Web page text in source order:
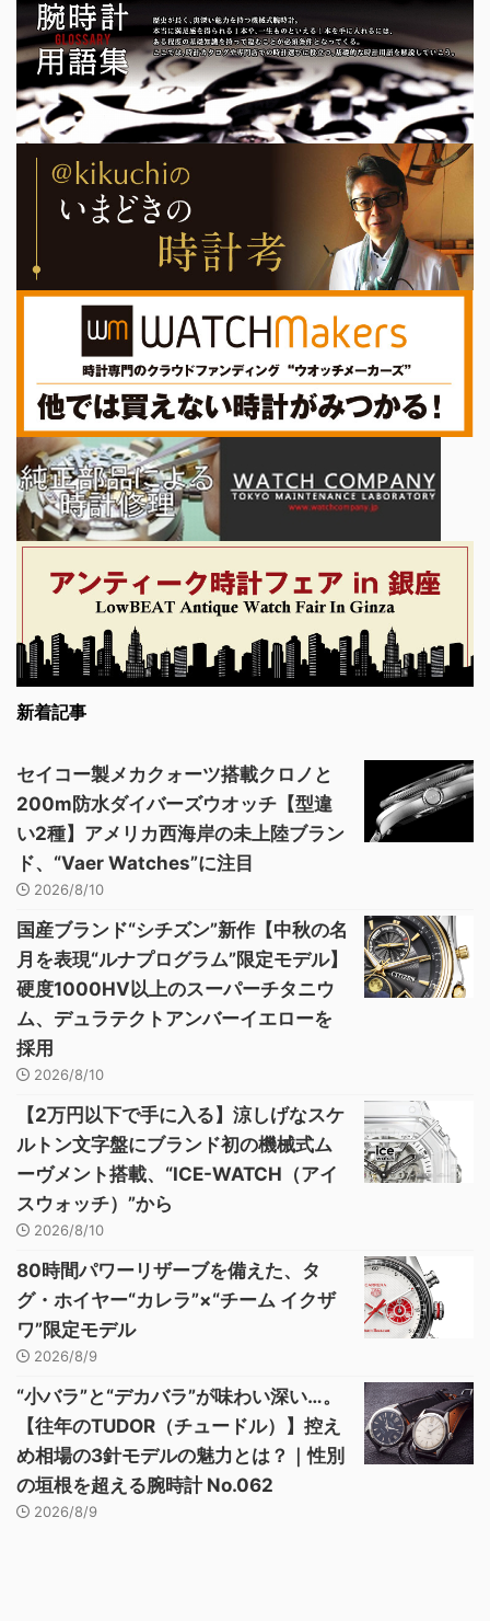
新着記事
セイコー製メカクォーツ搭載クロノと
200m防水ダイバーズウオッチ【型違
い2種】アメリカ西海岸の未上陸ブラン
ド、“Vaer Watches”に注目
2026/8/10
国産ブランド“シチズン”新作【中秋の名
月を表現“ルナプログラム”限定モデル】
硬度1000HV以上のスーパーチタニウ
ム、デュラテクトアンバーイエローを
採用
2026/8/10
【2万円以下で手に入る】涼しげなスケ
ルトン文字盤にブランド初の機械式ム
ーヴメント搭載、“ICE-WATCH（アイ
スウォッチ）”から
2026/8/10
80時間パワーリザーブを備えた、タ
グ・ホイヤー“カレラ”×“チーム イクザ
ワ”限定モデル
2026/8/9
“小バラ”と“デカバラ”が味わい深い…。
【往年のTUDOR（チュードル）】控え
め相場の3針モデルの魅力とは？｜性別
の垣根を超える腕時計 No.062
2026/8/9